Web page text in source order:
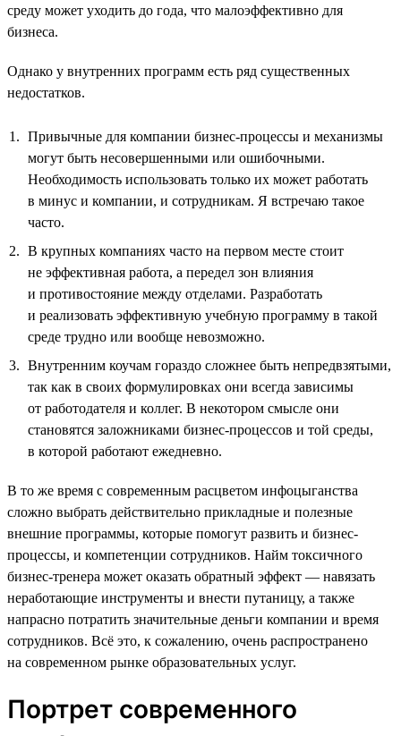
среду может уходить до года, что малоэффективно для
бизнеса.
Однако у внутренних программ есть ряд существенных
недостатков.
Привычные для компании бизнес-процессы и механизмы
могут быть несовершенными или ошибочными.
Необходимость использовать только их может работать
в минус и компании, и сотрудникам. Я встречаю такое
часто.
В крупных компаниях часто на первом месте стоит
не эффективная работа, а передел зон влияния
и противостояние между отделами. Разработать
и реализовать эффективную учебную программу в такой
среде трудно или вообще невозможно.
Внутренним коучам гораздо сложнее быть непредвзятыми,
так как в своих формулировках они всегда зависимы
от работодателя и коллег. В некотором смысле они
становятся заложниками бизнес-процессов и той среды,
в которой работают ежедневно.
В то же время с современным расцветом инфоцыганства
сложно выбрать действительно прикладные и полезные
внешние программы, которые помогут развить и бизнес-
процессы, и компетенции сотрудников. Найм токсичного
бизнес-тренера может оказать обратный эффект — навязать
неработающие инструменты и внести путаницу, а также
напрасно потратить значительные деньги компании и время
сотрудников. Всё это, к сожалению, очень распространено
на современном рынке образовательных услуг.
Портрет современного